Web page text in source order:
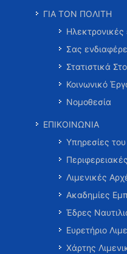
ΓΙΑ ΤΟΝ ΠΟΛΙΤΗ
Σας
Στατιστικά
Κοινωνικό
Νομοθεσία
ΕΠΙΚΟΙΝΩΝΙΑ
Υπηρεσίες
Λιμενικές
Ακαδημίες
Έδρες
Ευρετήριο
Χάρτης